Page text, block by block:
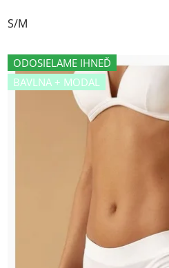
S/M
ODOSIELAME IHNEĎ
BAVLNA + MODAL